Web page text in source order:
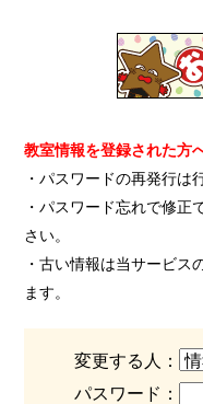
教室情報を登録された方
・パスワードの再発行は
・パスワード忘れで修正
さい。
・古い情報は当サービス
ます。
変更する人：
パスワード：